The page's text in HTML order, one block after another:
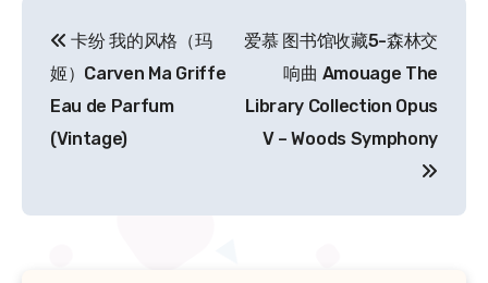
章
导
航
卡纷 我的风格（玛
姬）Carven Ma Griffe
Eau de Parfum
(Vintage)
爱慕 图书馆收藏5-森林交
响曲 Amouage The
Library Collection Opus
V – Woods Symphony